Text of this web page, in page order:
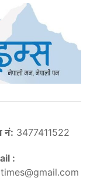
नं: 3477411522
: